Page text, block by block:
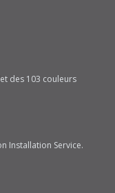
des 103 couleurs
Installation Service.